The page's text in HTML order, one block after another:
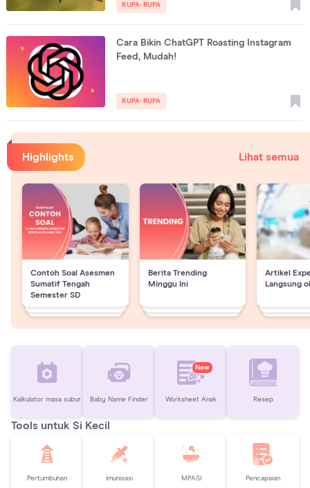
RUPA-RUPA
Cara Bikin ChatGPT Roasting Instagram
Feed, Mudah!
RUPA-RUPA
Highlights Lihat semua
Contoh Soal Asesmen
Sumatif Tengah
Semester SD
Berita Trending
Minggu Ini
Artikel
Langsung
Kalkulator masa subur Baby Name Finder
New
Worksheet Anak Resep
Tools untuk Si Kecil
Pertumbuhan Imunisasi MPASI Pencapaian